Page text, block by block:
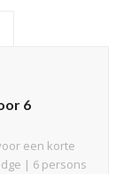
6
een korte
| 6 persons